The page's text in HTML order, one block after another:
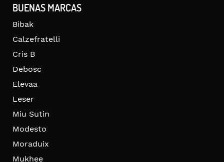
BUENAS MARCAS
Bibak
Calzefratelli
Cris B
Debosc
Elevaa
Leser
Miu Sutin
Modesto
Moraduix
Mukhee